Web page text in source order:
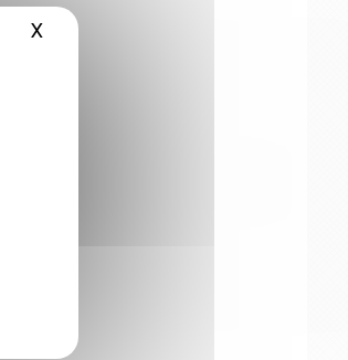
X Masquer le bandeau des cookies